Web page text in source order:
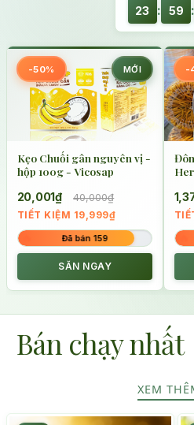
23 : 59 :
-50% MỚI
Kẹo Chuối gân nguyên vị -
hộp 100g - Vicosap
20,001₫
40,000₫
TIẾT KIỆM 19,999₫
Đã bán 159
SĂN NGAY
-
Bán chạy nhất
XEM